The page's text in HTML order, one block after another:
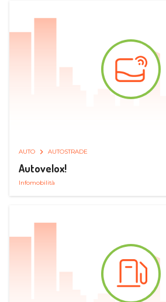
AUTO AUTOSTRADE
Autovelox!
Infomobilità